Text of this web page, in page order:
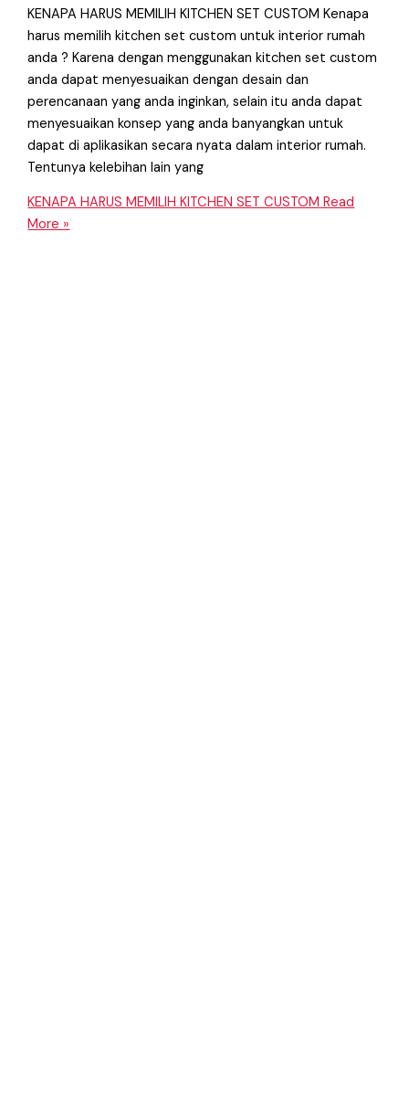
KENAPA HARUS MEMILIH KITCHEN SET CUSTOM Kenapa
harus memilih kitchen set custom untuk interior rumah
anda ? Karena dengan menggunakan kitchen set custom
anda dapat menyesuaikan dengan desain dan
perencanaan yang anda inginkan, selain itu anda dapat
menyesuaikan konsep yang anda banyangkan untuk
dapat di aplikasikan secara nyata dalam interior rumah.
Tentunya kelebihan lain yang
KENAPA HARUS MEMILIH KITCHEN SET CUSTOM Read
More »